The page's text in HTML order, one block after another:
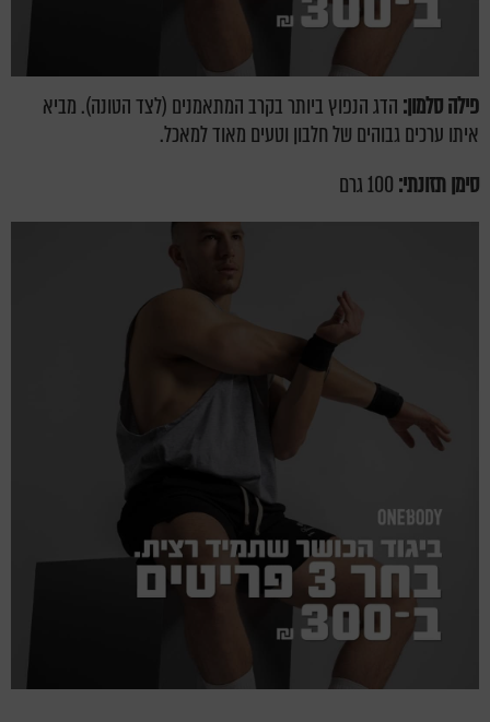
פילה סלמון: הדג הנפוץ ביותר בקרב המתאמנים (לצד הטונה). מביא
איתו ערכים גבוהים של חלבון וטעים מאוד למאכל.
סימן תזונתי: 100 גרם